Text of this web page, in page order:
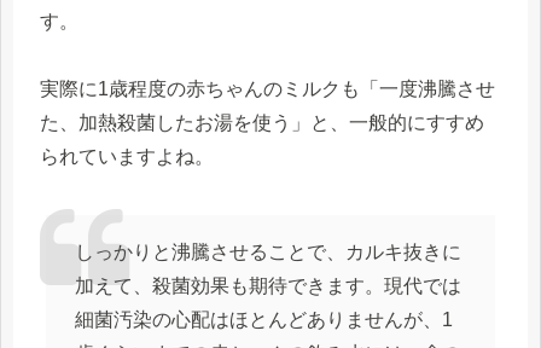
す。
実際に1歳程度の赤ちゃんのミルクも「一度沸騰させ
た、加熱殺菌したお湯を使う」と、一般的にすすめ
られていますよね。
しっかりと沸騰させることで、カルキ抜きに
加えて、殺菌効果も期待できます。現代では
細菌汚染の心配はほとんどありませんが、1